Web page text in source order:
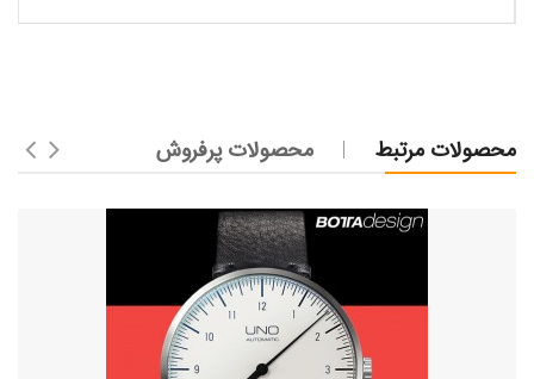
محصولات مرتبط محصولات پرفروش